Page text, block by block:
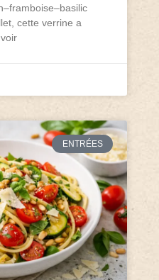
cette verrine a
ENTRÉES